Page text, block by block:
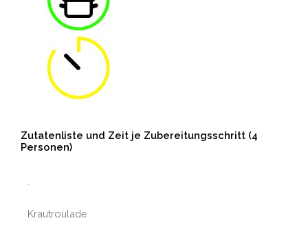
Zutatenliste und Zeit je Zubereitungsschritt (4
Personen)
Krautroulade